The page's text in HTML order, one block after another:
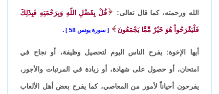
الله ورحمته، كما قال تعالى: قُلْ بِفَضْلِ اللّهِ وَبِرَحْمَتِهِ فَبِذَلِكَ
فَلْيَفْرَحُواْ هُوَ خَيْرٌ مِّمَّا يَجْمَعُونَ سورة يونس 58 .
أيها الإخوة: يفرح الناس اليوم لتحصيل وظيفة، أو نجاح في
امتحان، أو حصول على شهادة، أو زيادة في المرتبات والأجور،
يفرحون أحياناً لأمور من المعاصي، كما يفرح بعض أهل الألعاب